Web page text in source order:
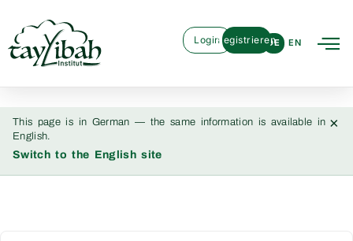
DE EN
LoginRegistrieren
This page is in German — the same information is available in
English.
Switch to the English site
×